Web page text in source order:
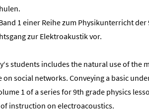
1 einer Reihe zum Physikunterricht
zur Elektroakustik vor.
students includes the natural use of
on social networks. Conveying a basic
1 of a series for 9th grade physics
instruction on electroacoustics.